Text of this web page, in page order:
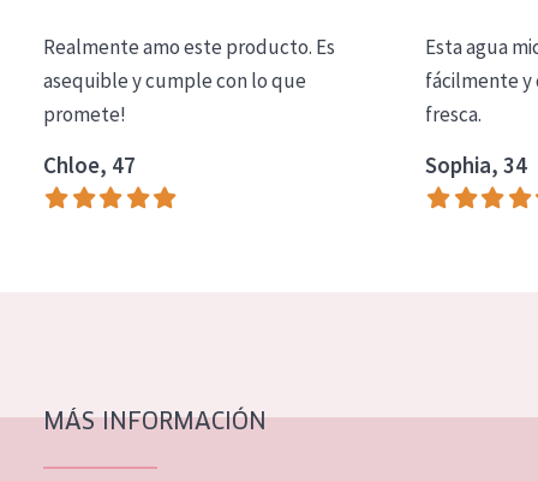
Essentials
Lift+
Expert
Piel madura
Realmente amo este producto. Es
asequible y cumple con lo que
promete!
Chloe, 47
Esta agua
fácilmente y
fresca.
Sophia, 34
MÁS INFORMACIÓN